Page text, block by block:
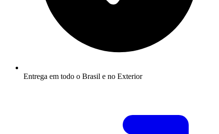
Entrega em todo o Brasil e no Exterior